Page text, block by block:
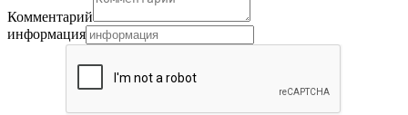
Комментарий
информация